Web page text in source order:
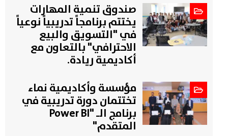
صندوق تنمية المهارات
يختتم برنامجاً تدريبياً نوعياً
في "التسويق والبيع
الاحترافي" بالتعاون مع
أكاديمية ريادة.
مؤسسة وأكاديمية نماء
تختتمان دورة تدريبية في
برنامج الـ "Power BI
المتقدم"